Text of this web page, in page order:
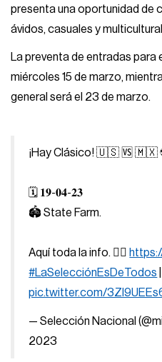
presenta una oportunidad de
ávidos, casuales y
La preventa de entradas
miércoles 15 de marzo,
general será el 23 de marzo.
¡Hay Clásico! 🇺🇸 🆚 🇲🇽
🗓️ 𝟏𝟗-𝟎𝟒-𝟐𝟑
🏟️ State Farm.
Aquí toda la info. 👉🏻
#LaSelecciónEsDeTodos
pic.twitter.com/
— Selección Nacional
2023